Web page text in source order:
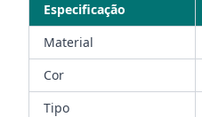
Especificação
Material
Cor
Tipo